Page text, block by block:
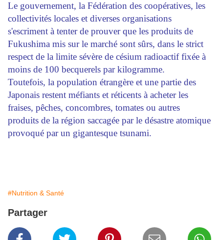
Le gouvernement, la Fédération des coopératives, les
collectivités locales et diverses organisations
s'escriment à tenter de prouver que les produits de
Fukushima mis sur le marché sont sûrs, dans le strict
respect de la limite sévère de césium radioactif fixée à
moins de 100 becquerels par kilogramme.
Toutefois, la population étrangère et une partie des
Japonais restent méfiants et réticents à acheter les
fraises, pêches, concombres, tomates ou autres
produits de la région saccagée par le désastre atomique
provoqué par un gigantesque tsunami.
#Nutrition & Santé
Partager